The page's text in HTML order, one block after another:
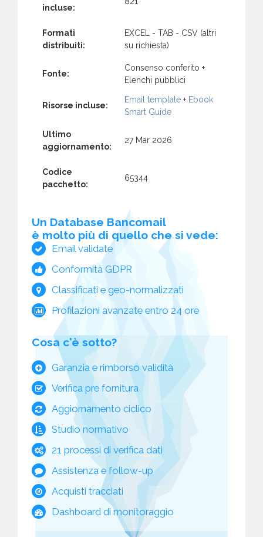
incluse:
Formati
distribuiti:
EXCEL - TAB - CSV (altri
su richiesta)
Fonte:
Consenso conferito +
Elenchi pubblici
Risorse incluse:
Email template + Ebook
Smart Guide
Ultimo
aggiornamento:
27 Mar 2026
Codice
pacchetto:
65344
Un Database Bancomail
è molto più di quello che si vede:
Email validate
Conformità GDPR
Classificati e geo-normalizzati
Profilazioni avanzate entro 24 ore
Cosa c'è sotto?
Garanzia e rimborso validità
Verifica pre fornitura
Aggiornamento ciclico
Studio normativo
21 processi di verifica dati
Assistenza e follow-up
Acquisti tracciati
Dashboard di monitoraggio